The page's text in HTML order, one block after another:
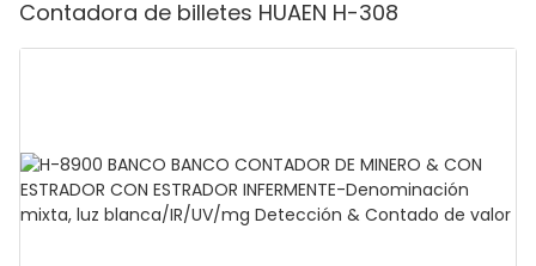
Contadora de billetes HUAEN H-308